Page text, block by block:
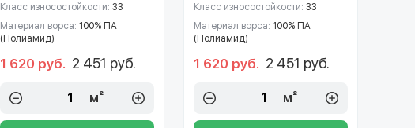
Класс износостойкости:33
Материал ворса:100% ПА
(Полиамид)
1 620 руб. 2 451 руб.
м²
Класс износостойкости:33
Материал ворса:100% ПА
(Полиамид)
1 620 руб. 2 451 руб.
м²